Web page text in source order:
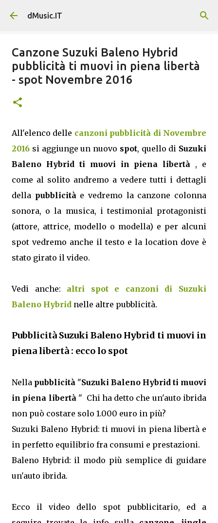
Passa ai contenuti principali
dMusic.IT
Canzone Suzuki Baleno Hybrid
pubblicità ti muovi in piena libertà
- spot Novembre 2016
All'elenco delle canzoni pubblicità di Novembre
2016 si aggiunge un nuovo spot, quello di Suzuki
Baleno Hybrid ti muovi in piena libertà , e
come al solito andremo a vedere tutti i dettagli
della pubblicitàe vedremo la canzone colonna
sonora, o la musica, i testimonial protagonisti
(attore, attrice, modello o modella) e per alcuni
spot vedremo anche il testo e la location dove è
stato girato il video.
Vedi anche: altri spot e canzoni di Suzuki
Baleno Hybrid nelle altre pubblicità.
Pubblicità Suzuki Baleno Hybrid ti muovi in
piena libertà : ecco lo spot
Nella pubblicità "Suzuki Baleno Hybrid ti muovi
in piena libertà " Chi ha detto che un'auto ibrida
non può costare solo 1.000 euro in più?
Suzuki Baleno Hybrid: ti muovi in piena libertà e
in perfetto equilibrio fra consumi e prestazioni.
Baleno Hybrid: il modo più semplice di guidare
un'auto ibrida.
Ecco il video dello spot pubblicitario, ed a